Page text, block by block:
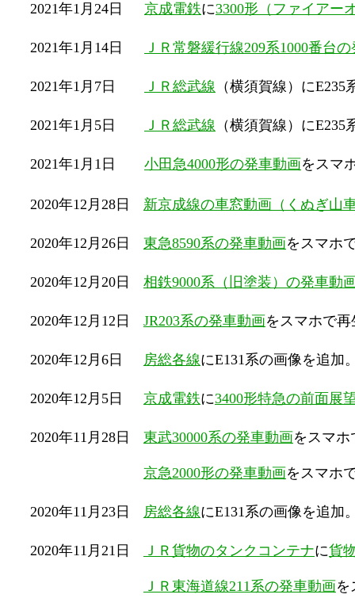
2021年1月24日 京成電鉄に3300形（ファイアー
2021年1月14日 ＪＲ常磐緩行線209系1000番台
2021年1月7日 ＪＲ総武線 （横須賀線）に
2021年1月5日 ＪＲ総武線 （横須賀線）に
2021年1月1日 小田急4000形の発車動画をスマ
2020年12月28日 新京成線の車窓動画（くぬぎ山
2020年12月26日 東急8590系の発車動画をスマホ
2020年12月20日 相鉄9000系（旧塗装）の発車動
2020年12月12日 JR203系の発車動画をスマホで
2020年12月6日 房総各線にE131系の画像を追加
2020年12月5日 京成電鉄に3400形特急の前面展
2020年11月28日 東武30000系の発車動画をスマ
京急2000形の発車動画をスマホ
2020年11月23日 房総各線にE131系の画像を追加
2020年11月21日 ＪＲ貨物のタンクコンテナに貨
ＪＲ東海道線211系の発車動画を